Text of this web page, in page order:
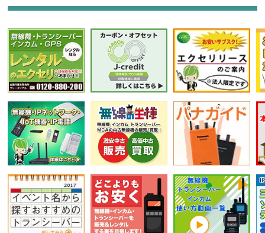
選択条件をリセット